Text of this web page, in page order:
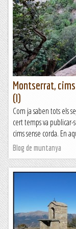
Hem fet una excursió
Avui hem sortit del
itinerari circular que
Blog de muntanya
Montserrat,
(I)
Com ja saben tots els
cert temps va
cims sense corda. En
Blog de muntanya